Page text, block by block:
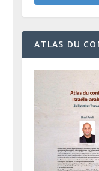
ATLAS DU